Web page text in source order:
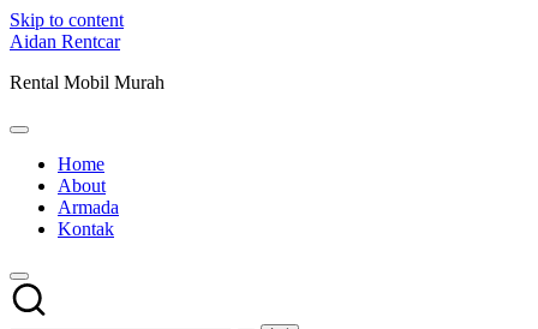
Skip to content
Aidan Rentcar
Rental Mobil Murah
Home
About
Armada
Kontak